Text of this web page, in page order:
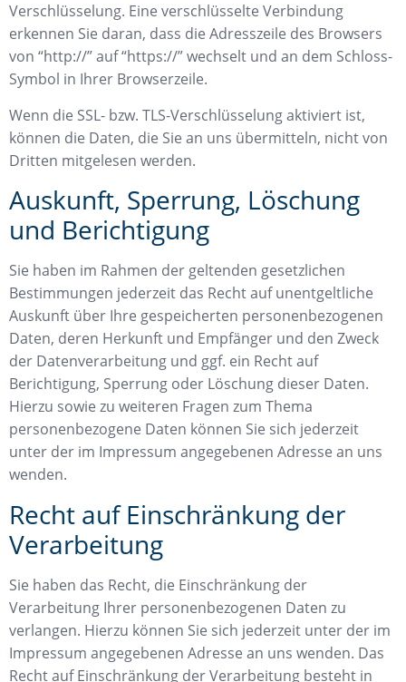
Verschlüsselung. Eine verschlüsselte Verbindung
erkennen Sie daran, dass die Adresszeile des Browsers
von “http://” auf “https://” wechselt und an dem Schloss-
Symbol in Ihrer Browserzeile.
Wenn die SSL- bzw. TLS-Verschlüsselung aktiviert ist,
können die Daten, die Sie an uns übermitteln, nicht von
Dritten mitgelesen werden.
Auskunft, Sperrung, Löschung
und Berichtigung
Sie haben im Rahmen der geltenden gesetzlichen
Bestimmungen jederzeit das Recht auf unentgeltliche
Auskunft über Ihre gespeicherten personenbezogenen
Daten, deren Herkunft und Empfänger und den Zweck
der Datenverarbeitung und ggf. ein Recht auf
Berichtigung, Sperrung oder Löschung dieser Daten.
Hierzu sowie zu weiteren Fragen zum Thema
personenbezogene Daten können Sie sich jederzeit
unter der im Impressum angegebenen Adresse an uns
wenden.
Recht auf Einschränkung der
Verarbeitung
Sie haben das Recht, die Einschränkung der
Verarbeitung Ihrer personenbezogenen Daten zu
verlangen. Hierzu können Sie sich jederzeit unter der im
Impressum angegebenen Adresse an uns wenden. Das
Recht auf Einschränkung der Verarbeitung besteht in